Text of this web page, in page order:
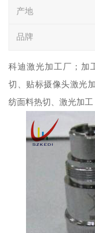
产地
品牌
科迪激光加工厂；加
切、贴标摄像头激光
纺面料热切、激光加工